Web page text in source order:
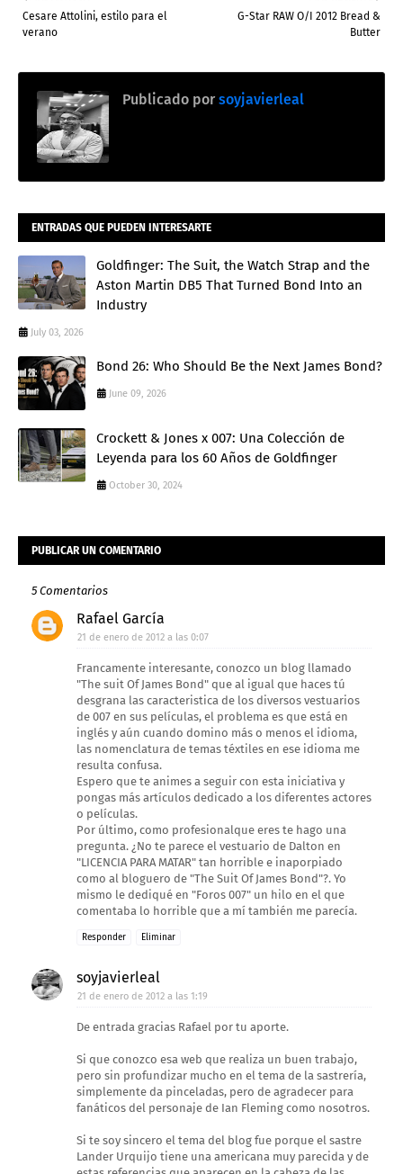
G-Star RAW O/I 2012 Bread &
Butter
Cesare Attolini, estilo para el
verano
Publicado por soyjavierleal
ENTRADAS QUE PUEDEN INTERESARTE
Goldfinger: The Suit, the Watch Strap and the
Aston Martin DB5 That Turned Bond Into an
Industry
July 03, 2026
Bond 26: Who Should Be the Next James Bond?
June 09, 2026
Crockett & Jones x 007: Una Colección de
Leyenda para los 60 Años de Goldfinger
October 30, 2024
PUBLICAR UN COMENTARIO
5 Comentarios
Rafael García
21 de enero de 2012 a las 0:07
Francamente interesante, conozco un blog llamado
"The suit Of James Bond" que al igual que haces tú
desgrana las caracteristica de los diversos vestuarios
de 007 en sus películas, el problema es que está en
inglés y aún cuando domino más o menos el idioma,
las nomenclatura de temas téxtiles en ese idioma me
resulta confusa.
Espero que te animes a seguir con esta iniciativa y
pongas más artículos dedicado a los diferentes actores
o películas.
Por último, como profesionalque eres te hago una
pregunta. ¿No te parece el vestuario de Dalton en
"LICENCIA PARA MATAR" tan horrible e inaporpiado
como al bloguero de "The Suit Of James Bond"?. Yo
mismo le dediqué en "Foros 007" un hilo en el que
comentaba lo horrible que a mí también me parecía.
Responder Eliminar
soyjavierleal
21 de enero de 2012 a las 1:19
De entrada gracias Rafael por tu aporte.
Si que conozco esa web que realiza un buen trabajo,
pero sin profundizar mucho en el tema de la sastrería,
simplemente da pinceladas, pero de agradecer para
fanáticos del personaje de Ian Fleming como nosotros.
Si te soy sincero el tema del blog fue porque el sastre
Lander Urquijo tiene una americana muy parecida y de